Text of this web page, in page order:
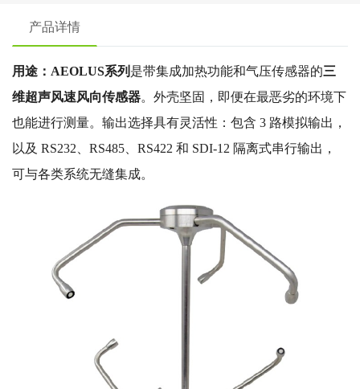
产品详情
用途：AEOLUS系列 是带集成加热功能和气压传感器的三
维超声风速风向传感器。外壳坚固，即便在最恶劣的环境下
也能进行测量。输出选择具有灵活性：包含 3 路模拟输出，
以及 RS232、RS485、RS422 和 SDI-12 隔离式串行输出，
可与各类系统无缝集成。